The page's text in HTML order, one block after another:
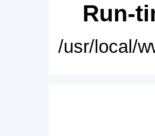
Run-
/usr/local/